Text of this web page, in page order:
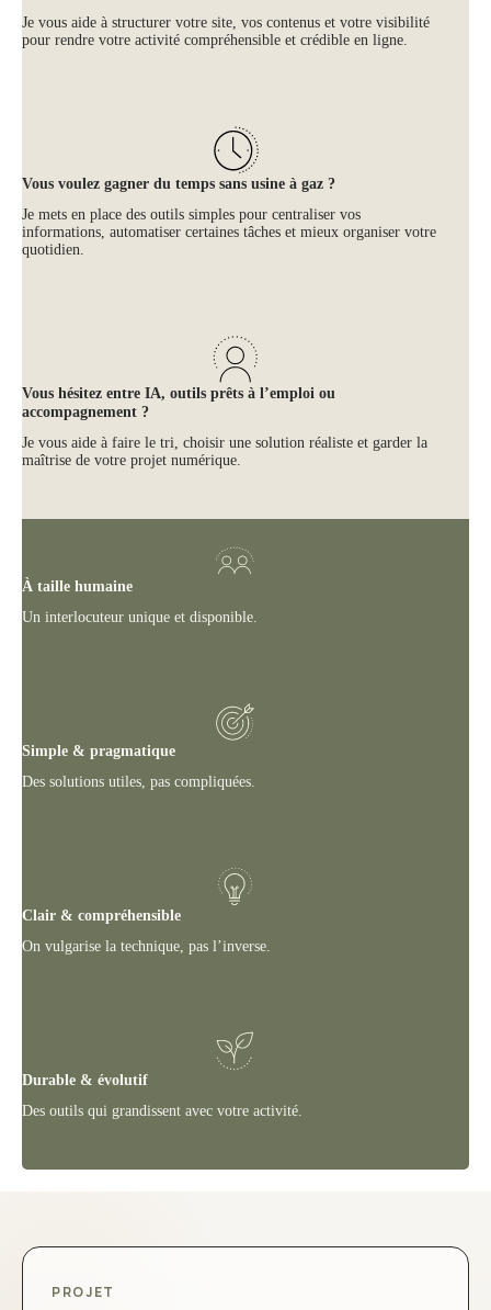
Je vous aide à structurer votre site, vos contenus et votre visibilité
pour rendre votre activité compréhensible et crédible en ligne.
Vous voulez gagner du temps sans usine à gaz ?
Je mets en place des outils simples pour centraliser vos
informations, automatiser certaines tâches et mieux organiser votre
quotidien.
Vous hésitez entre IA, outils prêts à l’emploi ou
accompagnement ?
Je vous aide à faire le tri, choisir une solution réaliste et garder la
maîtrise de votre projet numérique.
À taille humaine
Un interlocuteur unique et disponible.
Simple & pragmatique
Des solutions utiles, pas compliquées.
Clair & compréhensible
On vulgarise la technique, pas l’inverse.
Durable & évolutif
Des outils qui grandissent avec votre activité.
PROJET